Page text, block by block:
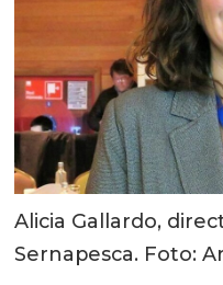
Alicia Gallardo,
Sernapesca. Foto: